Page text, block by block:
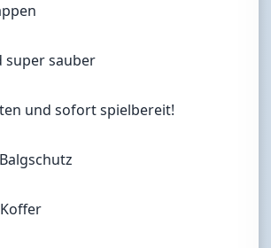
super sauber
und sofort spielbereit!